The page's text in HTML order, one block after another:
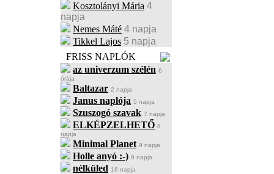
Kosztolányi Mária 4
napja
Nemes Máté 4 napja
Tikkel Lajos 5 napja
FRISS NAPLÓK
az univerzum szélén 6
órája
Baltazar 2 napja
Janus naplója 5 napja
Szuszogó szavak 7 napja
ELKÉPZELHETŐ 8
napja
Minimal Planet 9 napja
Holle anyó :-) 9 napja
nélküled 16 napja